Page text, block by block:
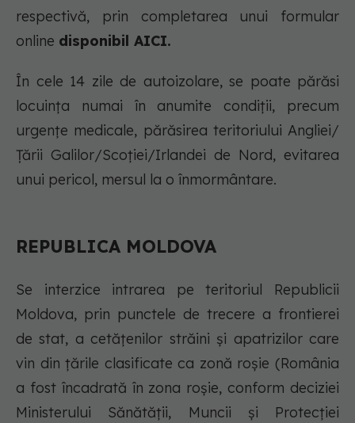
respectivă, prin completarea unui formular
online disponibil AICI.
În cele 14 zile de autoizolare, se poate părăsi
locuința numai în anumite condiții, precum
urgențe medicale, părăsirea teritoriului Angliei/
Țării Galilor/Scoției/Irlandei de Nord, evitarea
unui pericol, mersul la o înmormântare.
REPUBLICA MOLDOVA
Se interzice intrarea pe teritoriul Republicii
Moldova, prin punctele de trecere a frontierei
de stat, a cetăţenilor străini şi apatrizilor care
vin din ţările clasificate ca zonă roşie (România
a fost încadrată în zona roșie, conform deciziei
Ministerului Sănătății, Muncii și Protecției